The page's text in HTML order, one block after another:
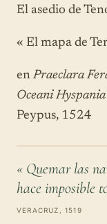
El asedio de
« El mapa de
en Praeclara
Oceani
Peypus, 1524
« Quemar las
hace imposible
VERACRUZ, 1519